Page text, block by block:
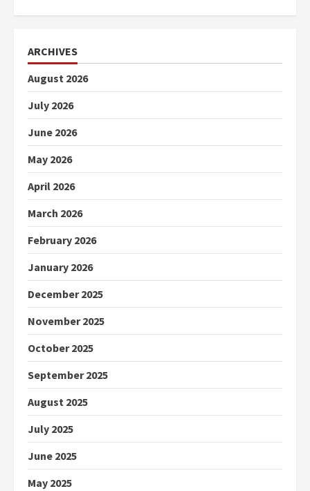
ARCHIVES
August 2026
July 2026
June 2026
May 2026
April 2026
March 2026
February 2026
January 2026
December 2025
November 2025
October 2025
September 2025
August 2025
July 2025
June 2025
May 2025